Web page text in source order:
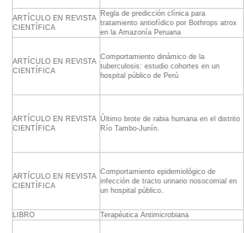
ARTÍCULO EN REVISTA
CIENTÍFICA
Regla de predicción clínica para
tratamiento antiofídico por Bothrops atrox
en la Amazonía Peruana
ARTÍCULO EN REVISTA
CIENTÍFICA
Comportamiento dinámico de la
tuberculosis: estudio cohortes en un
hospital público de Perú
ARTÍCULO EN REVISTA
CIENTÍFICA
Último brote de rabia humana en el distrito
Río Tambo-Junín.
ARTÍCULO EN REVISTA
CIENTÍFICA
Comportamiento epidemiológico de
infección de tracto urinario nosocomial en
un hospital público.
LIBRO
Terapéutica Antimicrobiana